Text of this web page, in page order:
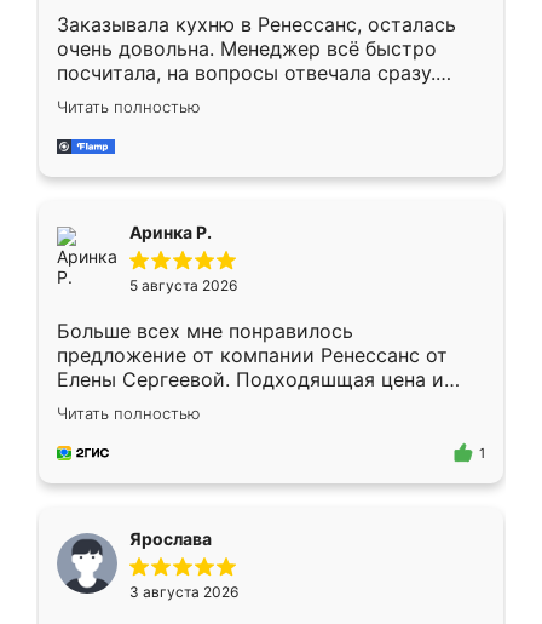
Заказывала кухню в Ренессанс, осталась
очень довольна. Менеджер всё быстро
посчитала, на вопросы отвечала сразу.
Замерщик приехал в субботу, подошёл к
делу со всей ответственностью. Собрали
за день, ребята работали аккуратно, даже
Читать полностью
Аринка Р.
5 августа 2026
Больше всех мне понравилось
предложение от компании Ренессанс от
Елены Сергеевой. Подходяшщая цена и
короткие сроки изготовления. Приехавший
для замера сотрудник Владислав
предложил по моему эскизу самый
Читать полностью
1
Ярослава
3 августа 2026